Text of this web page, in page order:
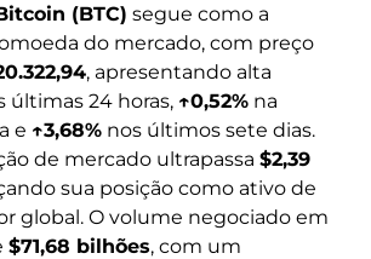
(BTC) segue como a
do mercado, com preço
, apresentando alta
últimas 24 horas, ↑0,52% na
e ↑3,68% nos últimos sete dias.
de mercado ultrapassa $2,39
sua posição como ativo de
global. O volume negociado em
$71,68 bilhões, com um